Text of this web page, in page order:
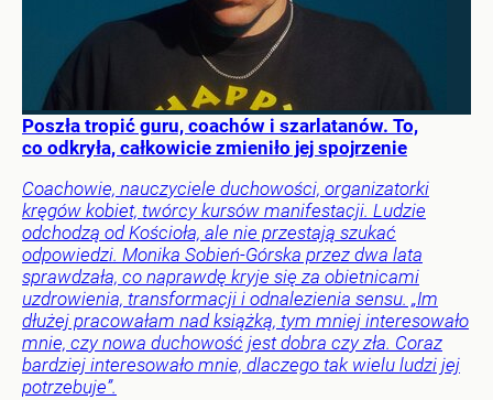
Poszła tropić guru, coachów i szarlatanów. To,
co odkryła, całkowicie zmieniło jej spojrzenie
Coachowie, nauczyciele duchowości, organizatorki
kręgów kobiet, twórcy kursów manifestacji. Ludzie
odchodzą od Kościoła, ale nie przestają szukać
odpowiedzi. Monika Sobień-Górska przez dwa lata
sprawdzała, co naprawdę kryje się za obietnicami
uzdrowienia, transformacji i odnalezienia sensu. „Im
dłużej pracowałam nad książką, tym mniej interesowało
mnie, czy nowa duchowość jest dobra czy zła. Coraz
bardziej interesowało mnie, dlaczego tak wielu ludzi jej
potrzebuje”.